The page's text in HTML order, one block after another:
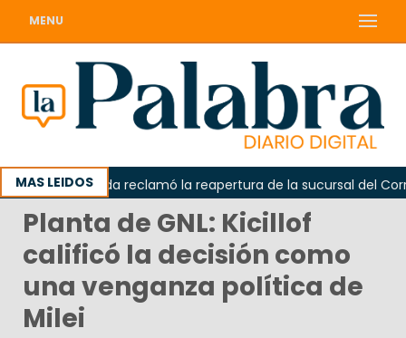
MENU
MAS LEIDOS
Odarda reclamó la reapertura de la sucursal del Correo
Planta de GNL: Kicillof
calificó la decisión como
una venganza política de
Milei